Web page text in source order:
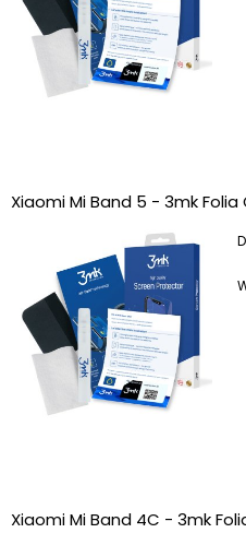
Xiaomi Mi Band 5 - 3mk
Xiaomi Mi Band 4C - 3mk